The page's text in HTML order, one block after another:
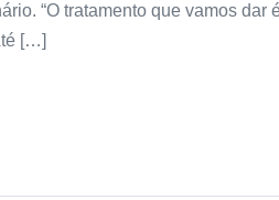
“O tratamento que vamos dar
[…]